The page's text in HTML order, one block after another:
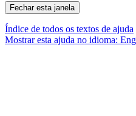
Índice de todos os textos de ajuda
Mostrar esta ajuda no idioma: